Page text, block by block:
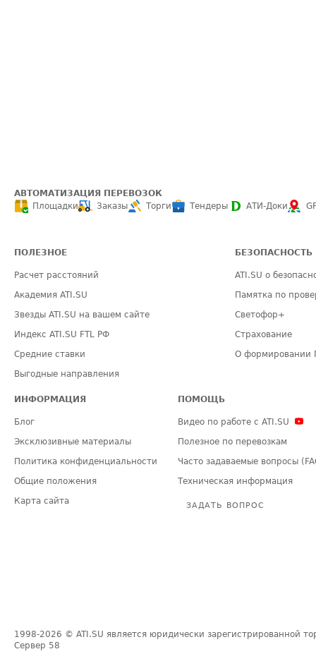
АВТОМАТИЗАЦИЯ ПЕРЕВОЗОК
Площадки
Заказы Торги Тендеры АТИ-Доки
ПОЛЕЗНОЕ
Расчет расстояний
Академия ATI.SU
Звезды ATI.SU на вашем сайте
Индекс ATI.SU FTL РФ
Средние ставки
Выгодные направления
БЕЗОПАСНОСТЬ
ATI.SU о
Памятка по
Светофор+
Страхование
О формировании
ИНФОРМАЦИЯ
Блог
Эксклюзивные материалы
Политика конфиденциальности
Общие положения
Карта сайта
ПОМОЩЬ
Видео по работе с ATI.SU
Полезное по перевозкам
Часто задаваемые вопросы
Техническая информация
ЗАДАТЬ ВОПРОС
1998-2026 © ATI.SU является юридически зарегистрированной
Сервер 58